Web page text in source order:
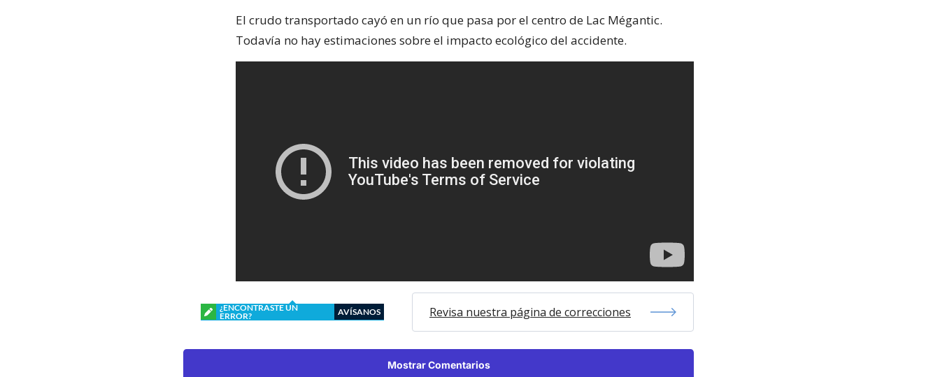
El crudo transportado cayó en un río que pasa por el centro de Lac Mégantic.
Todavía no hay estimaciones sobre el impacto ecológico del accidente.
¿ENCONTRASTE UN
ERROR?
AVÍSANOS Revisa nuestra página de correcciones
Mostrar Comentarios